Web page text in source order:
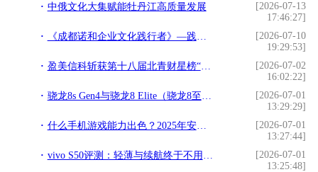
中俄文化大集赋能牡丹江高质量发展
[2026-07-13
17:46:27]
《成都诺和企业文化践行者》—践行文化，榜样力量
[2026-07-10
19:29:53]
盈美信科斩获第十八届北青财星榜“金牌金融科技创新奖”
[2026-07-02
16:02:22]
骁龙8s Gen4与骁龙8 Elite（骁龙8至尊），别再搞混了！
[2026-07-01
13:29:29]
什么手机游戏能力出色？2025年安卓顶级游戏旗舰横评
[2026-07-01
13:27:44]
vivo S50评测：轻薄与续航终于不用二选一了
[2026-07-01
13:25:48]